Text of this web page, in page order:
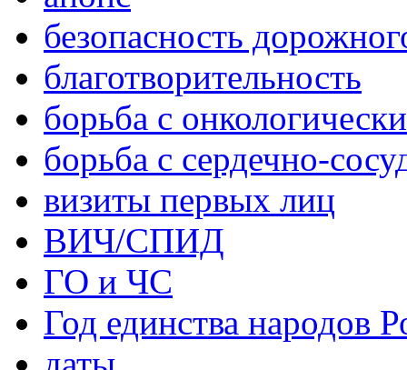
безопасность
благотворительность
борьба с
борьба с сердечно-
визиты первых лиц
ВИЧ/СПИД
ГО и ЧС
Год единства народов